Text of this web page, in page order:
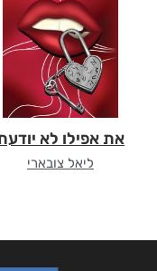
את אפילו לא
ליאל צובארי